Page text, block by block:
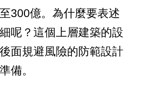
300億。為什麼要表述
呢？這個上層建築的設
面規避風險的防範設計
備。